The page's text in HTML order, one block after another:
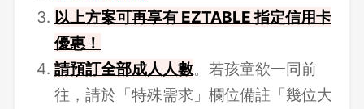
以上方案可再享有 EZTABLE 指定信用卡
優惠！
請預訂全部成人人數。若孩童欲一同前
往，請於「特殊需求」欄位備註「幾位大